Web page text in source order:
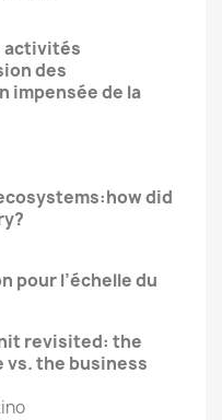
activités
des
impensée de la
did
pour l’échelle du
revisited: the
the business